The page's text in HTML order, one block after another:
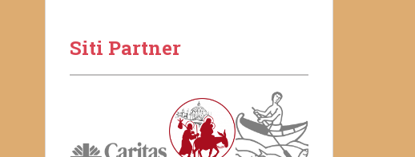
Siti Partner